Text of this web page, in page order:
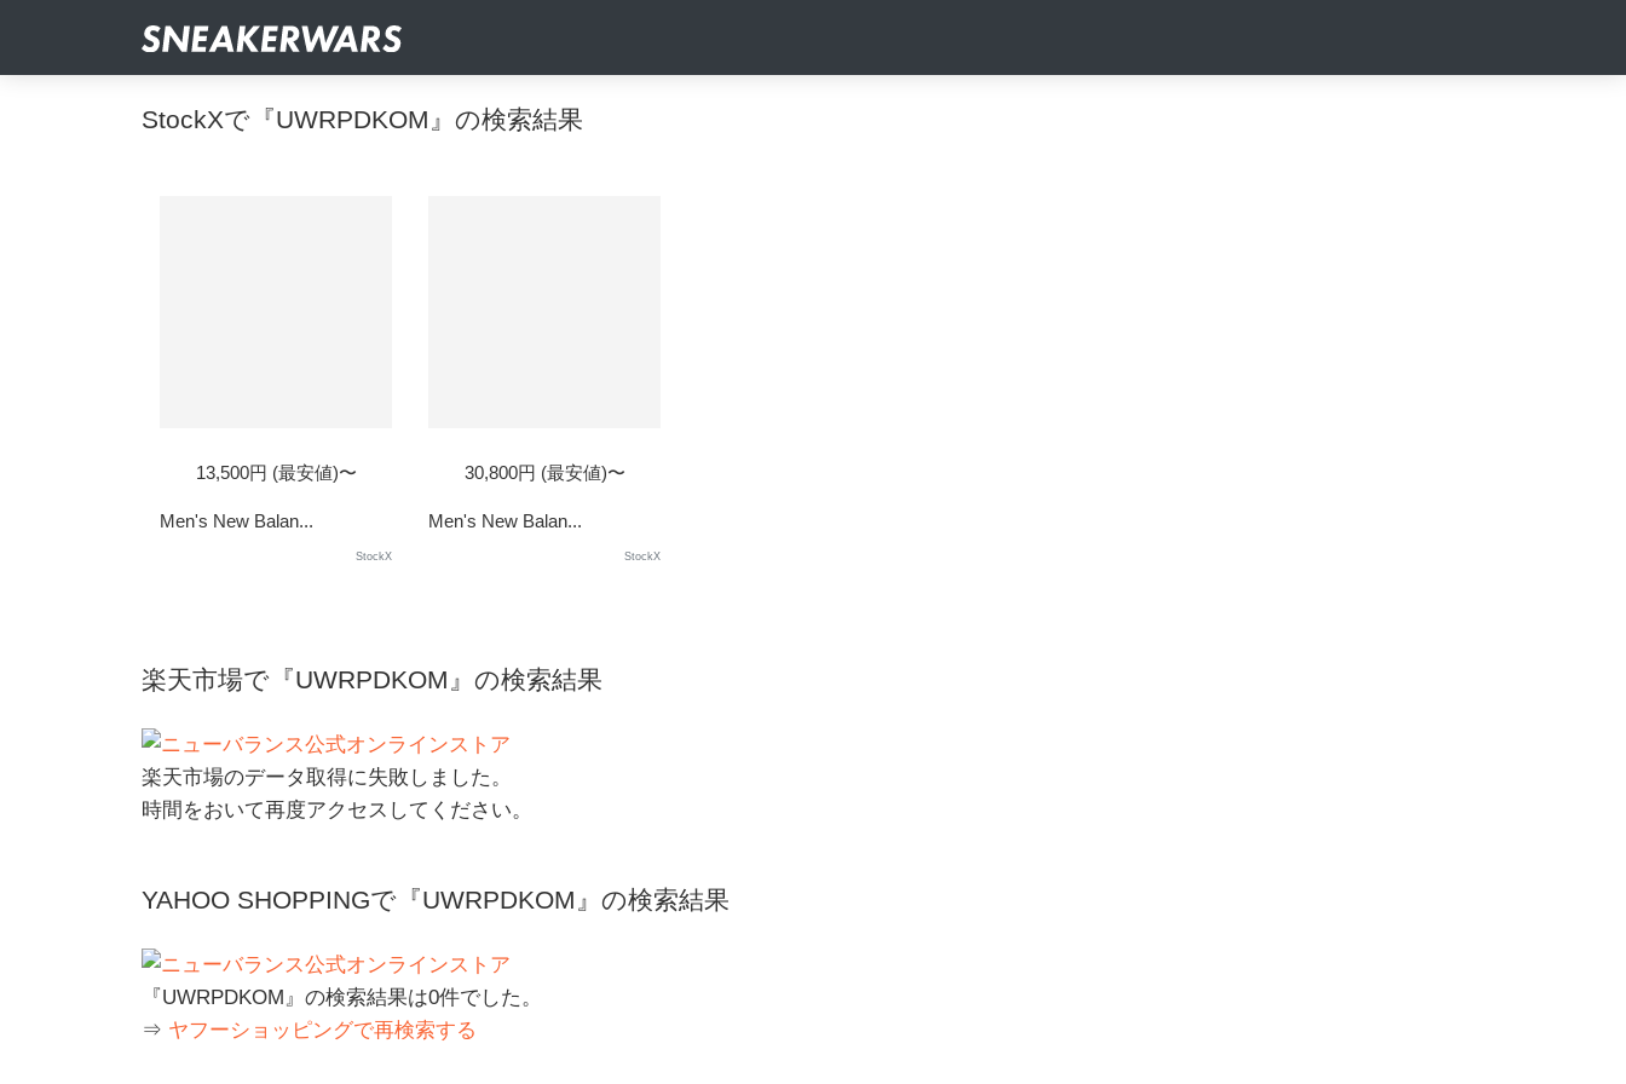
StockXで『UWRPDKOM』の検索結果
13,500円 (最安値)〜
Men's New Balan...
StockX
30,800円 (最安値)〜
Men's New Balan...
StockX
楽天市場で『UWRPDKOM』の検索結果
楽天市場のデータ取得に失敗しました。
時間をおいて再度アクセスしてください。
YAHOO SHOPPINGで『UWRPDKOM』の検索結果
『UWRPDKOM』の検索結果は0件でした。
⇒ ヤフーショッピングで再検索する